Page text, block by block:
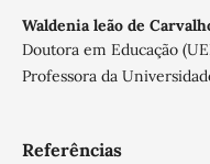
Waldenia leão de
Doutora em Educação
Professora da
Referências